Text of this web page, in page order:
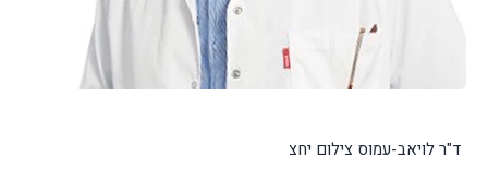
ד"ר לויאב-עמוס צילום יחצ